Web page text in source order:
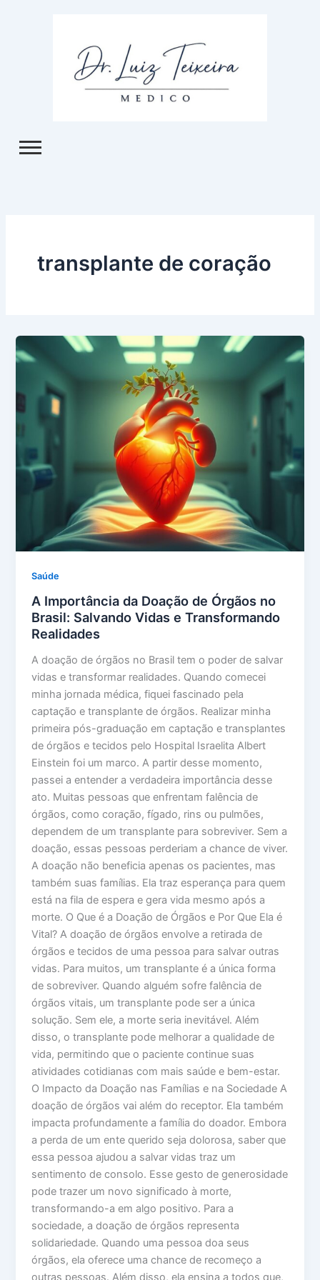
transplante de coração
Saúde
A Importância da Doação de Órgãos no
Brasil: Salvando Vidas e Transformando
Realidades
A doação de órgãos no Brasil tem o poder de salvar
vidas e transformar realidades. Quando comecei
minha jornada médica, fiquei fascinado pela
captação e transplante de órgãos. Realizar minha
primeira pós-graduação em captação e transplantes
de órgãos e tecidos pelo Hospital Israelita Albert
Einstein foi um marco. A partir desse momento,
passei a entender a verdadeira importância desse
ato. Muitas pessoas que enfrentam falência de
órgãos, como coração, fígado, rins ou pulmões,
dependem de um transplante para sobreviver. Sem a
doação, essas pessoas perderiam a chance de viver.
A doação não beneficia apenas os pacientes, mas
também suas famílias. Ela traz esperança para quem
está na fila de espera e gera vida mesmo após a
morte. O Que é a Doação de Órgãos e Por Que Ela é
Vital? A doação de órgãos envolve a retirada de
órgãos e tecidos de uma pessoa para salvar outras
vidas. Para muitos, um transplante é a única forma
de sobreviver. Quando alguém sofre falência de
órgãos vitais, um transplante pode ser a única
solução. Sem ele, a morte seria inevitável. Além
disso, o transplante pode melhorar a qualidade de
vida, permitindo que o paciente continue suas
atividades cotidianas com mais saúde e bem-estar.
O Impacto da Doação nas Famílias e na Sociedade A
doação de órgãos vai além do receptor. Ela também
impacta profundamente a família do doador. Embora
a perda de um ente querido seja dolorosa, saber que
essa pessoa ajudou a salvar vidas traz um
sentimento de consolo. Esse gesto de generosidade
pode trazer um novo significado à morte,
transformando-a em algo positivo. Para a
sociedade, a doação de órgãos representa
solidariedade. Quando uma pessoa doa seus
órgãos, ela oferece uma chance de recomeço a
outras pessoas. Além disso, ela ensina a todos que,